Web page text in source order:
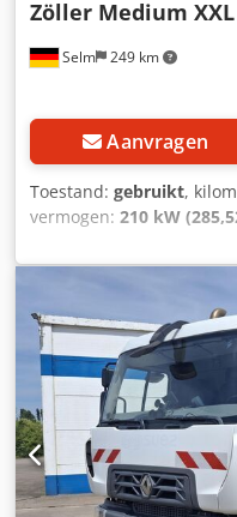
Selm 249 km
Zöller Medium XXL
Aanvragen
Toestand: gebruikt,
vermogen: 210 kW
,
laadgewicht:10.910 kg,
motorrem, kleur:wit,
soort overbrenging:
ophanging:lucht, aantal
mm, Uitrusting:ABS,
tractieregeling, Zöller
naloopgestuurde as.
wijzigingen en
verkoop vindt plaats